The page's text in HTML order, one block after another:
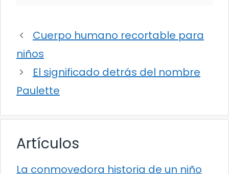
Cuerpo humano recortable para
niños
El significado detrás del nombre
Paulette
Artículos
La conmovedora historia de un niño